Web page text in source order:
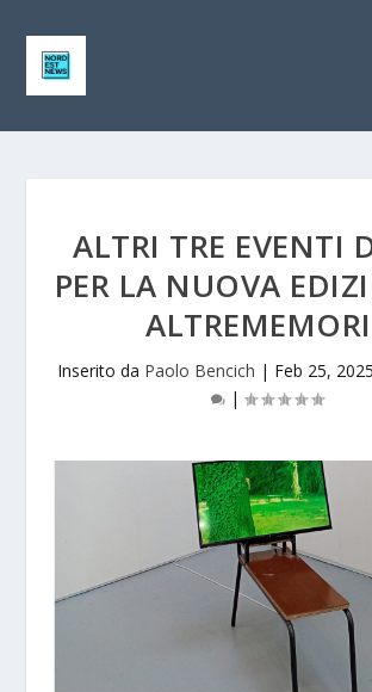
ALTRI TRE EVENTI
PER LA NUOVA
Inserito da Paolo Bencich | Feb 25, 2025
|